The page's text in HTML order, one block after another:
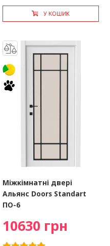
У КОШИК
Міжкімнатні двері
Альянс Doors Standart
ПО-6
10630 грн